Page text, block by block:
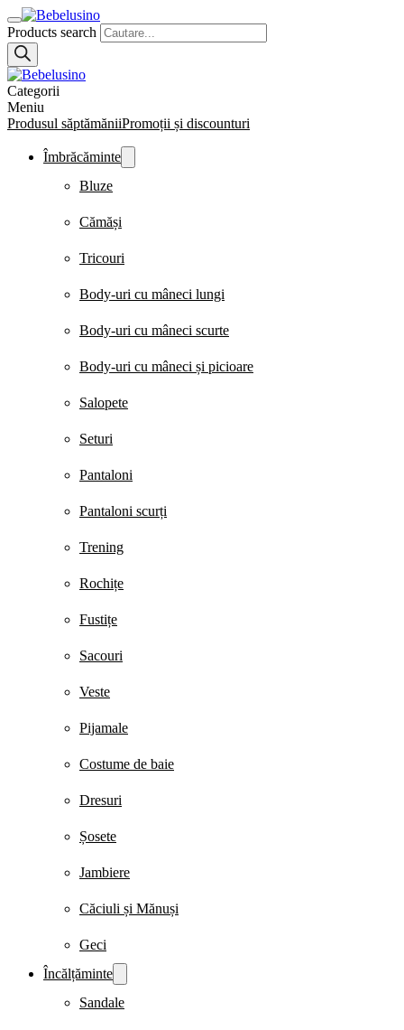
Products search
Categorii
Meniu
Produsul săptămăniiPromoții și discounturi
Îmbrăcăminte
Bluze
Cămăși
Tricouri
Body-uri cu mâneci lungi
Body-uri cu mâneci scurte
Body-uri cu mâneci și picioare
Salopete
Seturi
Pantaloni
Pantaloni scurți
Trening
Rochițe
Fustițe
Sacouri
Veste
Pijamale
Costume de baie
Dresuri
Șosete
Jambiere
Căciuli și Mănuși
Geci
Încălțăminte
Sandale